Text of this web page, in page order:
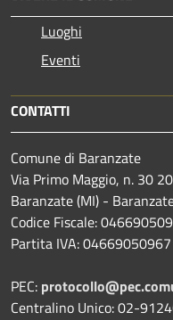
Luoghi
Eventi
CONTATTI
Comune di Baranzate
Via Primo Maggio, n. 30
Baranzate (MI) -
Codice Fiscale:
Partita IVA: 04669050967
PEC:
Centralino Unico: 02-